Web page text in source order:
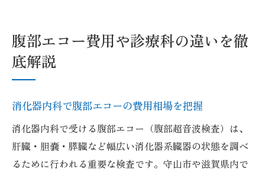
腹部エコー費用や診療科の違いを徹
底解説
消化器内科で腹部エコーの費用相場を把握
消化器内科で受ける腹部エコー（腹部超音波検査）は、
肝臓・胆嚢・膵臓など幅広い消化器系臓器の状態を調べ
るために行われる重要な検査です。守山市や滋賀県内で